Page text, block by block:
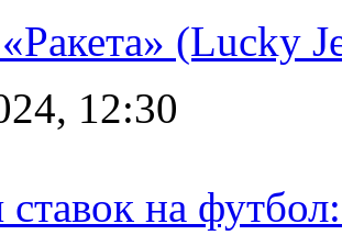
(Lucky
12:30
на